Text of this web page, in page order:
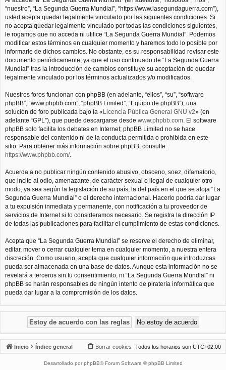
“nuestro”, “La Segunda Guerra Mundial”, “https://www.lasegundaguerra.com”),
usted acepta quedar legalmente vinculado por las siguientes condiciones. Si
no acepta quedar legalmente vinculado por todas las condiciones siguientes,
le rogamos que no acceda ni utilice “La Segunda Guerra Mundial”. Podemos
modificar estos términos en cualquier momento y haremos todo lo posible por
informarle de dichos cambios. No obstante, es su responsabilidad revisar este
documento periódicamente, ya que el uso continuado de “La Segunda Guerra
Mundial” tras la introducción de cambios constituye su aceptación de quedar
legalmente vinculado por los términos actualizados y/o modificados.
Nuestros foros funcionan con phpBB (en adelante, “ellos”, “su”, “software
phpBB”, “www.phpbb.com”, “phpBB Limited”, “Equipo de phpBB”), una
solución de foro publicada bajo la «Licencia Pública General GNU v2» (en
adelante “GPL”), que puede descargarse desde www.phpbb.com. El software
phpBB solo facilita los debates en Internet; phpBB Limited no se hace
responsable del contenido ni de la conducta permitida o prohibida en este
sitio. Para obtener más información sobre phpBB, consulte:
https://www.phpbb.com/.
Acuerda a no publicar ningún contenido abusivo, obsceno, soez, difamatorio,
que incite al odio, amenazante, de carácter sexual o ilegal de cualquier otro
modo, ya sea según la legislación de su país, la del país en el que se aloja “La
Segunda Guerra Mundial” o el derecho internacional. Hacerlo podría dar lugar
a tu expulsión inmediata y permanente, con notificación a tu proveedor de
servicios de Internet si lo consideramos necesario. Se registra la dirección IP
de todas las publicaciones para facilitar el cumplimiento de estas condiciones.
Acepta que “La Segunda Guerra Mundial” se reserve el derecho de eliminar,
editar, mover o cerrar cualquier tema en cualquier momento, a nuestra entera
discreción. Como usuario, acepta que cualquier información que introduzcas
pueda ser almacenada en una base de datos. Aunque esta información no se
revelará a terceros sin tu consentimiento, ni “La Segunda Guerra Mundial” ni
phpBB se harán responsables de ningún intento de piratería informática que
pueda dar lugar a la compromisión de los datos.
Inicio Índice general Todos los horarios son UTC+02:00
Borrar cookies
Desarrollado por phpBB® Forum Software © phpBB Limited